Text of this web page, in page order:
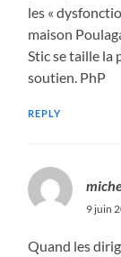
les «
maison
Stic se taille
soutien. PhP
REPLY
9 juin
Quand les